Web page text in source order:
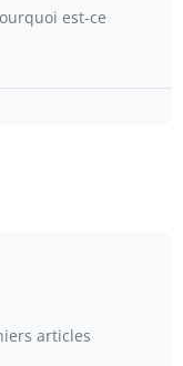
est-ce
articles